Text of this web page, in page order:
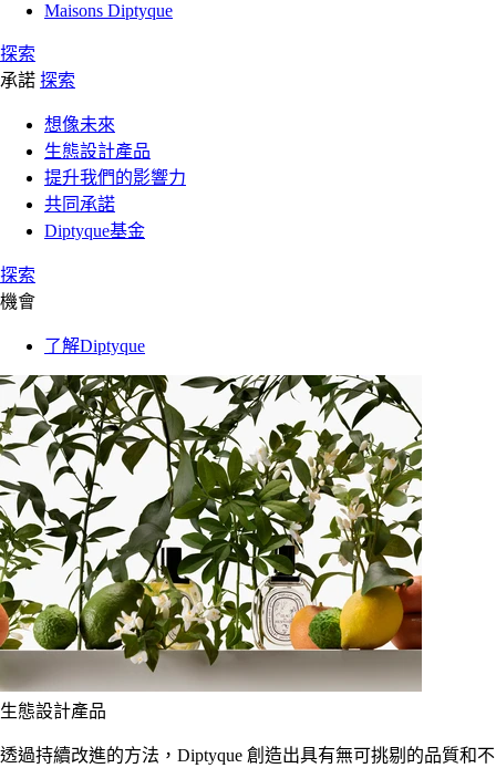
Maisons Diptyque
探索
承諾 探索
想像未來
生態設計產品
提升我們的影響力
共同承諾
Diptyque基金
探索
機會
了解Diptyque
生態設計產品
透過持續改進的方法，Diptyque 創造出具有無可挑剔的品質和不